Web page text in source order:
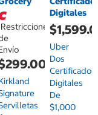
Restricciones
Digitales
Uber
Dos
Certificados
Digitales
De
$1,000